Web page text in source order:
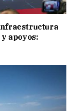
apoyos: